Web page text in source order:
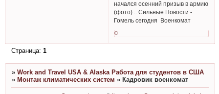
начался осенний призыв в армию
(фото) :: Сильные Новости -
Гомель сегодня Военкомат
0
Страница: 1
» Work and Travel USA & Alaska Работа для студентов в США
» Монтаж климатических систем » Кадровик военкомат